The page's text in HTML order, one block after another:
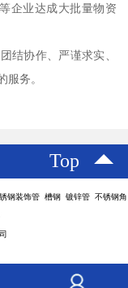
企业达成大批量物资
结协作、严谨求实、
务。
Top
钢装饰管 槽钢 镀锌管 不锈钢角